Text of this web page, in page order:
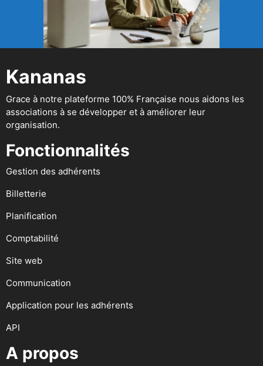
Kananas
Grace à notre plateforme 100% Française nous aidons les
associations à se développer et à améliorer leur
organisation.
Fonctionnalités
Gestion des adhérents
Billetterie
Planification
Comptabilité
Site web
Communication
Application pour les adhérents
API
A propos